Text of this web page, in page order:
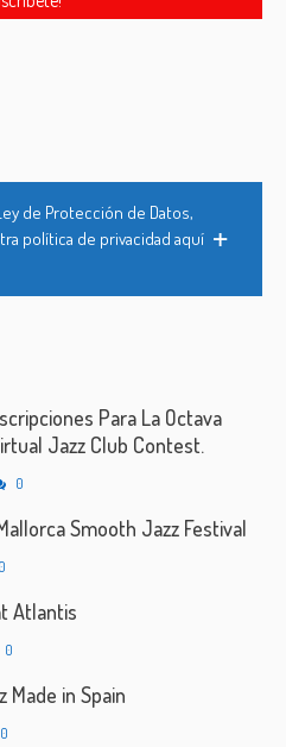
de Protección de Datos,
política de privacidad aquí
Para La Octava
Jazz Club Contest.
0
Smooth Jazz Festival
0
Atlantis
0
Made in Spain
0